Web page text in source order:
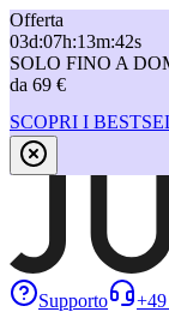
Offerta
03d:07h:13m:42s
SOLO FINO A
da 69 €
SCOPRI I
Supporto